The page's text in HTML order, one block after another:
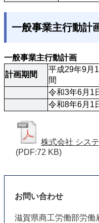
一般事業主行動計
一般事業主行動計画
計画期間
平成29年9月
間
令和3年6月1
令和8年6月1
株式会社 シス
(PDF:72 KB)
お問い合わせ
滋賀県商工労働部労働